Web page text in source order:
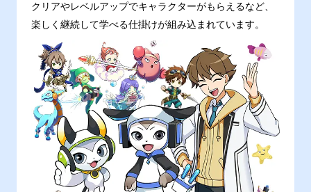
クリアやレベルアップでキャラクターがもらえるなど、
楽しく継続して学べる仕掛けが組み込まれています。